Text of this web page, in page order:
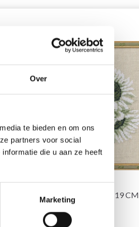
Over
te bieden en om ons
partners voor social
die u aan ze heeft
Marketing
20% korting
BORDUURPAKKET
ZONNEBLOEM 18 X 19 CM
EUR 15.30